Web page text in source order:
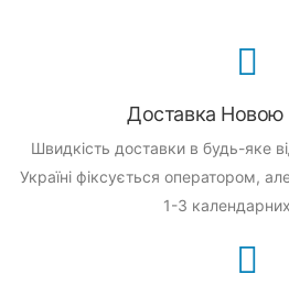
Доставка
Швидкість доставки в будь-яке
Україні фіксується оператором,
1-3